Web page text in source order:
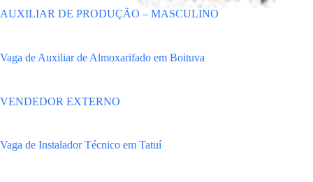
AUXILIAR DE PRODUÇÃO – MASCULINO
Vaga de Auxiliar de Almoxarifado em Boituva
VENDEDOR EXTERNO
Vaga de Instalador Técnico em Tatuí